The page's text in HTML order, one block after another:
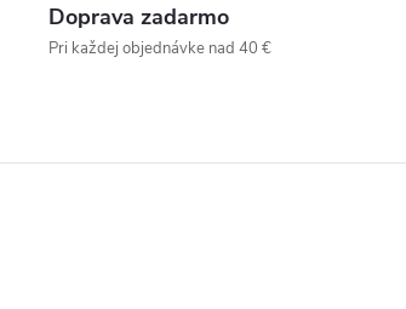
Doprava zadarmo
Pri každej objednávke nad 40 €